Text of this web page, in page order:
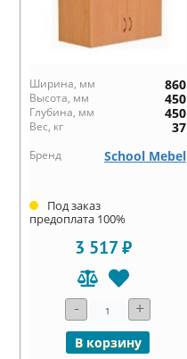
Ширина, мм 860
Высота, мм 450
Глубина, мм 450
Вес, кг 37
Бренд School Mebel
Под заказ
предоплата 100%
3 517 ₽
- +
В корзину